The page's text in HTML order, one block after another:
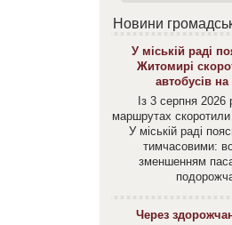
Новини
У міській раді
Житомирі
автобусів
Із 3 серпня 2026
маршрутах скоротили
У міській раді
тимчасовими:
зменшенням
Через